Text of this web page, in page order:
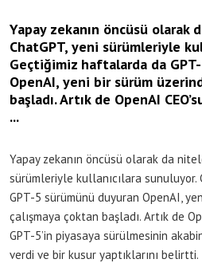
Yapay zekanın öncüsü olarak
ChatGPT, yeni sürümleriyle
Geçtiğimiz haftalarda da
OpenAI, yeni bir sürüm
başladı. Artık de OpenAI
...
Yapay zekanın öncüsü olarak da
sürümleriyle kullanıcılara
GPT-5 sürümünü duyuran OpenAI,
çalışmaya çoktan başladı. Artık de
GPT-5’in piyasaya sürülmesinin
verdi ve bir kusur yaptıklarını belirtti.